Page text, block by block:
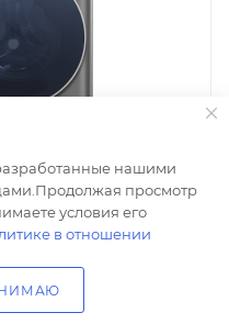
нашими
просмотр
условия его
в отношении